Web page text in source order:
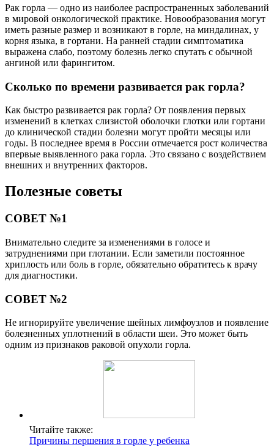
Рак горла — одно из наиболее распространенных заболеваний
в мировой онкологической практике. Новообразования могут
иметь разные размер и возникают в горле, на миндалинах, у
корня языка, в гортани. На ранней стадии симптоматика
выражена слабо, поэтому болезнь легко спутать с обычной
ангиной или фарингитом.
Сколько по времени развивается рак горла?
Как быстро развивается рак горла? От появления первых
изменений в клетках слизистой оболочки глотки или гортани
до клинической стадии болезни могут пройти месяцы или
годы. В последнее время в России отмечается рост количества
впервые выявленного рака горла. Это связано с воздействием
внешних и внутренних факторов.
Полезные советы
СОВЕТ №1
Внимательно следите за изменениями в голосе и
затруднениями при глотании. Если заметили постоянное
хриплость или боль в горле, обязательно обратитесь к врачу
для диагностики.
СОВЕТ №2
Не игнорируйте увеличение шейных лимфоузлов и появление
болезненных уплотнений в области шеи. Это может быть
одним из признаков раковой опухоли горла.
Читайте также:
Причины першения в горле у ребенка